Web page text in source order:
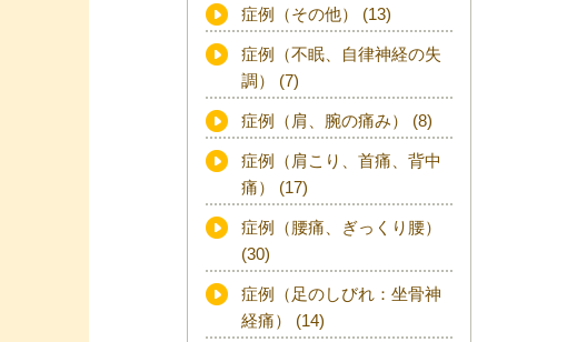
症例（その他） (13)
症例（不眠、自律神経の失
調）
(7)
症例（肩、腕の痛み） (8)
症例（肩こり、首痛、背中
痛）
(17)
症例（腰痛、ぎっくり腰）
(30)
症例（足のしびれ：坐骨神
経痛）
(14)